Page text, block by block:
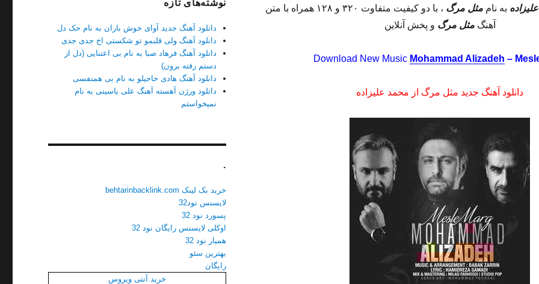
به نام مثل مرگ
، با دو کیفیت متفاوت ۳۲۰ و ۱۲۸ همراه با متن
آهنگمثل مرگ و پخش آنلاین
Download New Music Mohammad Alizadeh –
دانلود آهنگ جدید مثل مرگ از محمد علیزاده
نوشته‌های تازه
دانلود آهنگ جدید آوای خوش باران به نام حک دل
دانلود آهنگ ولی قلبمو تو شکستی اخ جدی جدی
دانلود آهنگ فرهاد صبا به نام بی اعتنایی (دل از
دستم رفته برون)
دانلود آهنگ هادی حاجیلو به نام بی همنفسی
دانلود ورژن آهسته آهنگ علی یاسینی به نام
نمیخواستم
.
خرید بک لینک behtarinbacklink.com
لایسنس نود32
پسورد نود 32
اوکلی لایسنس رایگان نود 32
همیار نود 32
بهترین سئو
رایگان
خرید آنتی ویروس